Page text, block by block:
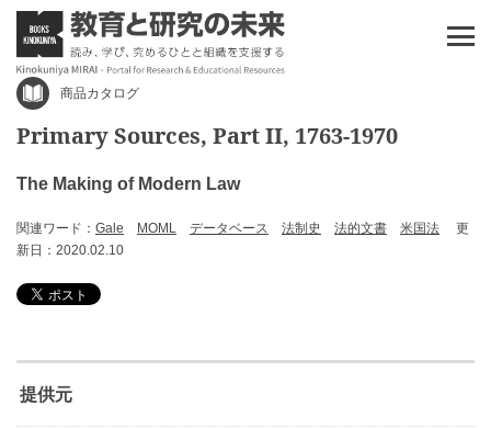
商品カタログ
Primary Sources, Part II, 1763-1970
The Making of Modern Law
関連ワード： Gale MOML データベース 法制史 法的文書 米国法
更
新日：2020.02.10
提供元